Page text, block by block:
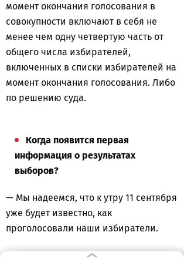
момент окончания голосования в
совокупности включают в себя не
менее чем одну четвертую часть от
общего числа избирателей,
включенных в списки избирателей на
момент окончания голосования. Либо
по решению суда.
Когда появится первая
информация о результатах
выборов?
— Мы надеемся, что к утру 11 сентября
уже будет известно, как
проголосовали наши избиратели.